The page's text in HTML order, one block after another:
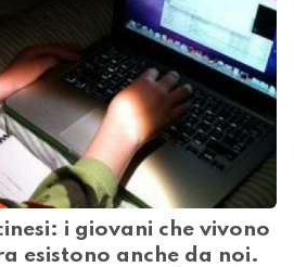
i giovani che vivono
esistono anche da noi.